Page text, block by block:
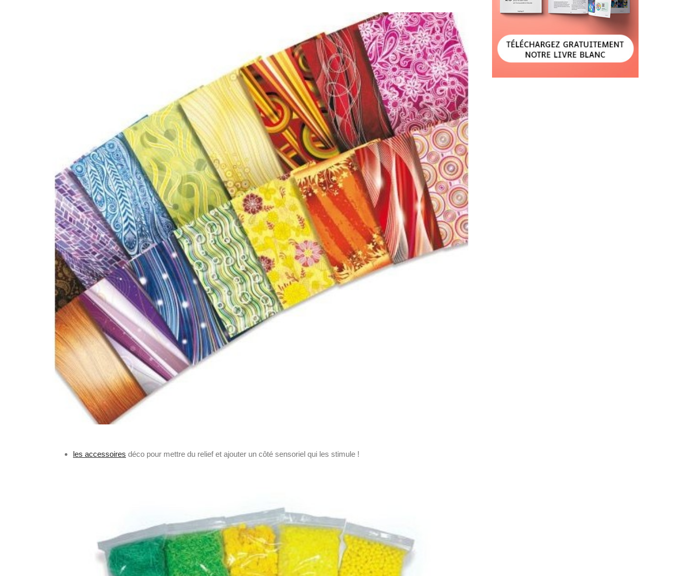
les accessoires déco pour mettre du relief et ajouter un côté sensoriel qui les stimule !